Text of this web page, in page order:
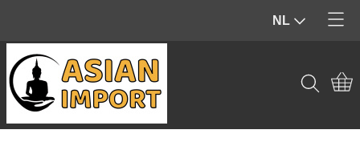
NL
Producten